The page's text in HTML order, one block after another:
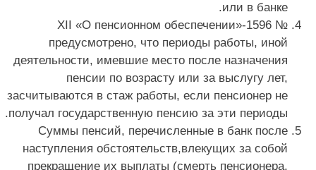
или в банке.
№ 1596-XII «О пенсионном обеспечении»
предусмотрено, что периоды работы, иной
деятельности, имевшие место после назначения
пенсии по возрасту или за выслугу лет,
засчитываются в стаж работы, если пенсионер не
получал государственную пенсию за эти периоды.
Суммы пенсий, перечисленные в банк после
наступления обстоятельств,влекущих за собой
прекращение их выплаты (смерть пенсионера,